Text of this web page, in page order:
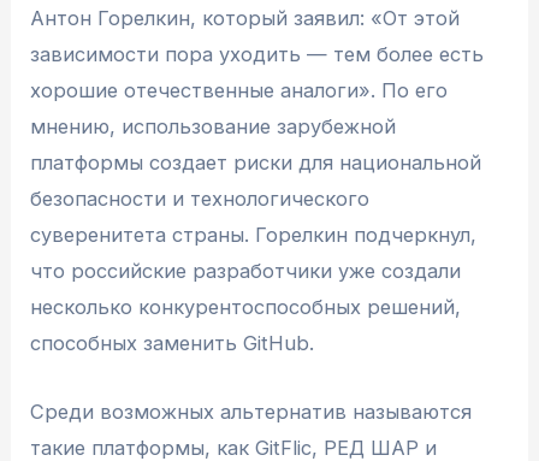
Антон Горелкин, который заявил: «От этой
зависимости пора уходить — тем более есть
хорошие отечественные аналоги». По его
мнению, использование зарубежной
платформы создает риски для национальной
безопасности и технологического
суверенитета страны. Горелкин подчеркнул,
что российские разработчики уже создали
несколько конкурентоспособных решений,
способных заменить GitHub.
Среди возможных альтернатив называются
такие платформы, как GitFlic, РЕД ШАР и